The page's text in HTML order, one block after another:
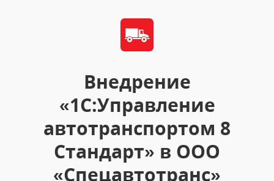
Внедрение
«1С:Управление
автотранспортом 8
Стандарт» в ООО
«Спецавтотранс»